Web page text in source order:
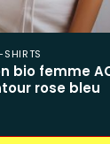
bio femme
rose bleu